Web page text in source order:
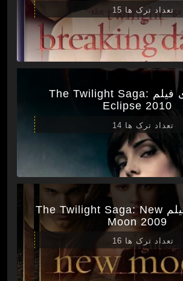
تعداد ترک ها 15
آهنگ های فیلم The Twilight Saga:
Eclipse 2010
تعداد ترک ها 14
آهنگ های فیلم The Twilight Saga: New
Moon 2009
تعداد ترک ها 16